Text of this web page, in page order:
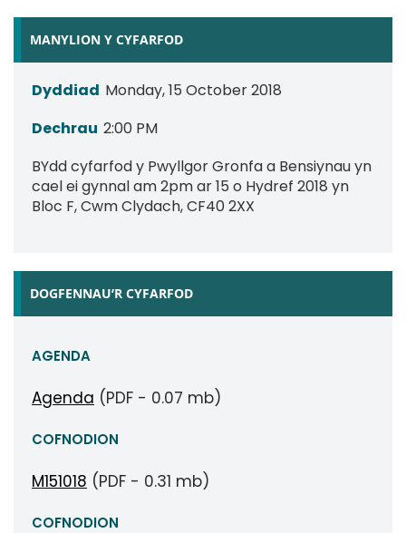
MANYLION Y CYFARFOD
Dyddiad Monday, 15 October 2018
Dechrau 2:00 PM
BYdd cyfarfod y Pwyllgor Gronfa a Bensiynau yn
cael ei gynnal am 2pm ar 15 o Hydref 2018 yn
Bloc F, Cwm Clydach, CF40 2XX
DOGFENNAU’R CYFARFOD
AGENDA
Agenda (PDF - 0.07 mb)
COFNODION
M151018 (PDF - 0.31 mb)
COFNODION